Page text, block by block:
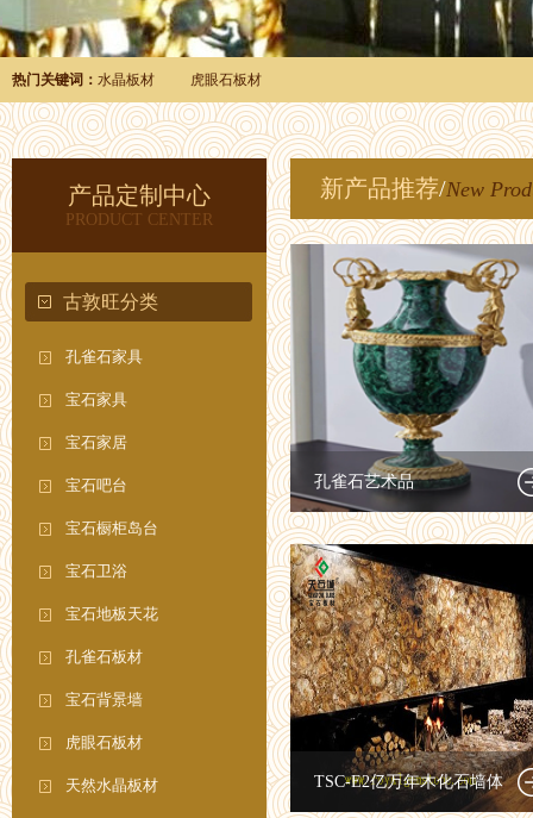
热门关键词： 水晶板材 虎眼石板材
产品定制中心
PRODUCT CENTER
古敦旺分类
孔雀石家具
宝石家具
宝石家居
宝石吧台
宝石橱柜岛台
宝石卫浴
宝石地板天花
孔雀石板材
宝石背景墙
虎眼石板材
天然水晶板材
新产品推荐/New
孔雀石艺术品
TSC-E2亿万年木化石墙体